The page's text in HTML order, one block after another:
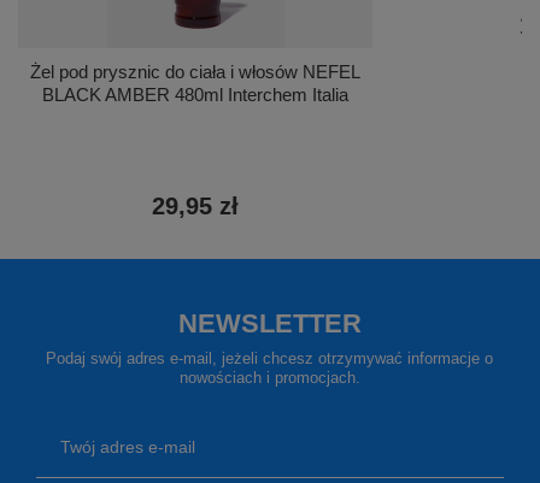
Żel pod prysznic do ciała i włosów NEFEL
BLACK AMBER 480ml Interchem Italia
29,95 zł
NEWSLETTER
Podaj swój adres e-mail, jeżeli chcesz otrzymywać informacje o
nowościach i promocjach.
Twój adres e-mail